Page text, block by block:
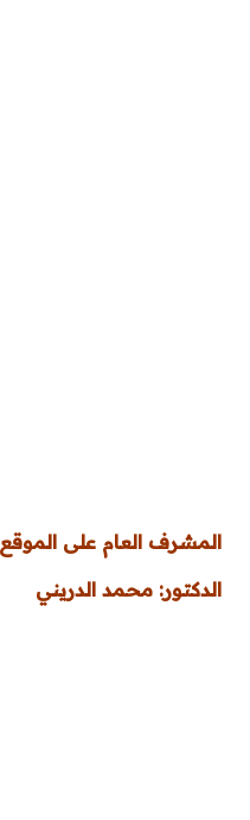
المشرف العام على الموقع
الدكتور: محمد الدريني